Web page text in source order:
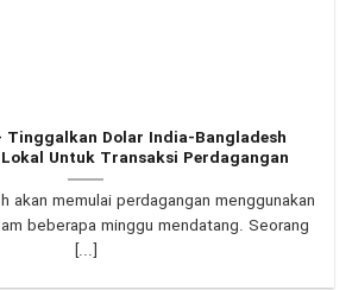
Tinggalkan Dolar India-Bangladesh
Untuk Transaksi Perdagangan
akan memulai perdagangan menggunakan
beberapa minggu mendatang. Seorang
[...]